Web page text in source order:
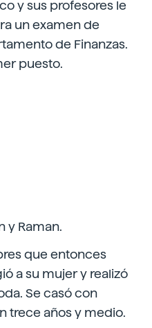
y sus profesores le
un examen de
de Finanzas.
puesto.
y Raman.
que entonces
a su mujer y realizó
Se casó con
trece años y medio.